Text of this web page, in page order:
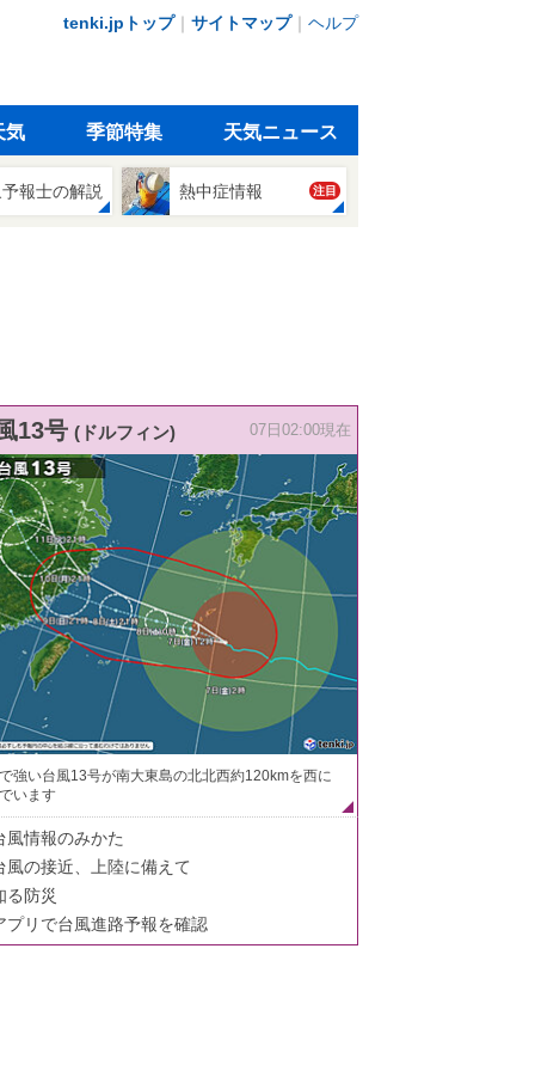
tenki.jpトップ｜ サイトマップ｜ ヘルプ
気 季節特集 天気ニュース
報士の解説 熱中症情報 注目
13号 (ドルフィン) 07日02:00現在
強い台風13号が南大東島の北北西約120kmを西に
います
風情報のみかた
風の接近、上陸に備えて
る防災
プリで台風進路予報を確認